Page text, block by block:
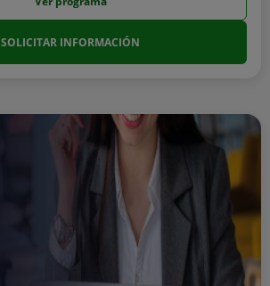
SOLICITAR INFORMACIÓN